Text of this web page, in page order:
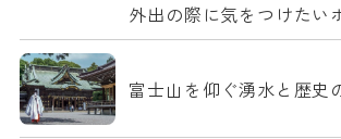
外出の際に気をつけたい
富士山を仰ぐ湧水と歴史